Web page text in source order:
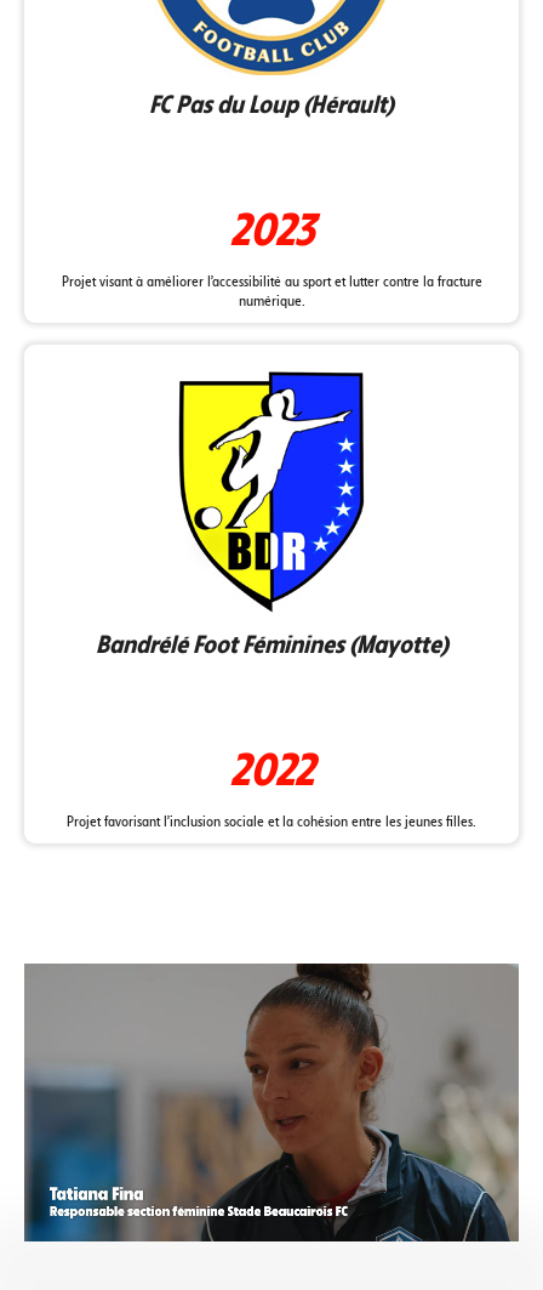
FC Pas du Loup (Hérault)
2023
Projet visant à améliorer l'accessibilité au sport et lutter contre la fracture
numérique.
Bandrélé Foot Féminines (Mayotte)
2022
Projet favorisant l'inclusion sociale et la cohésion entre les jeunes filles.